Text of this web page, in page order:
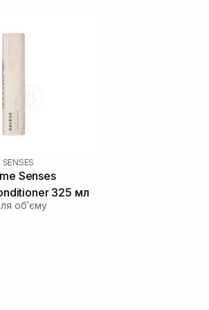
Senses
325 мл
об’єму